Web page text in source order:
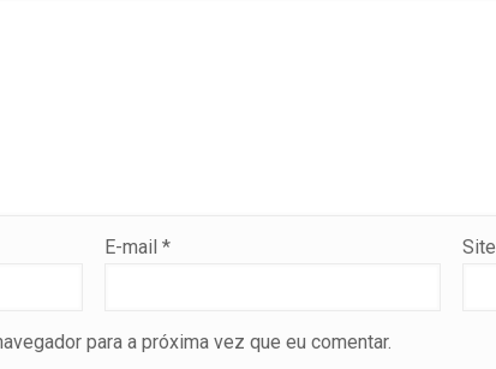
E-mail* Site
para a próxima vez que eu comentar.